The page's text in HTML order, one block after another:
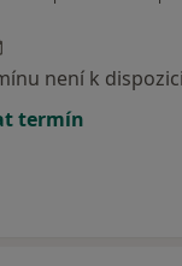
není k
termín